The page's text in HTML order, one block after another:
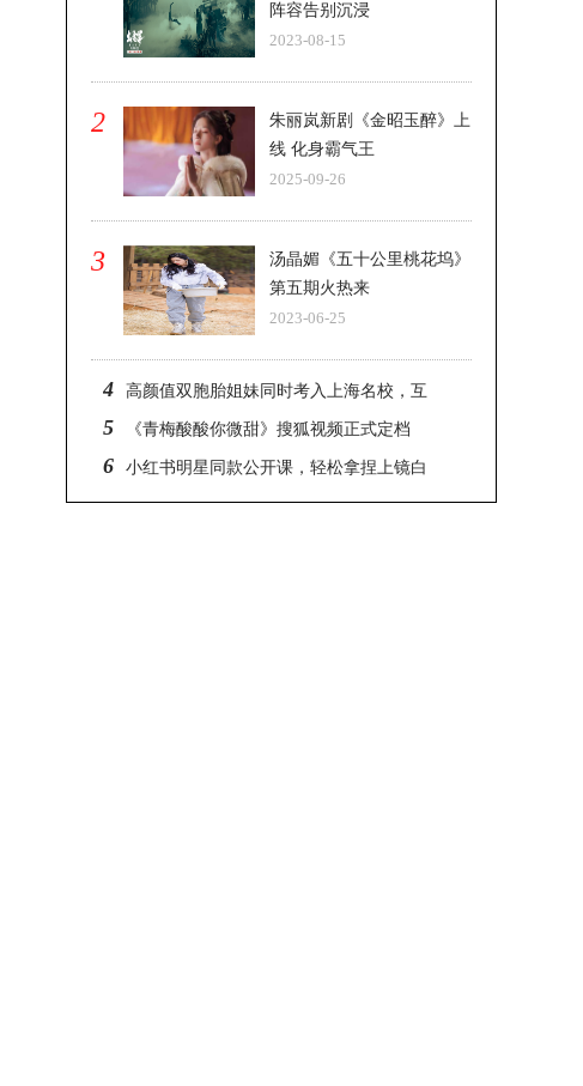
阵容告别沉浸
2023-08-15
2
朱丽岚新剧《金昭玉醉》上
线 化身霸气王
2025-09-26
3
汤晶媚《五十公里桃花坞》
第五期火热来
2023-06-25
4 高颜值双胞胎姐妹同时考入上海名校，互
5 《青梅酸酸你微甜》搜狐视频正式定档
6 小红书明星同款公开课，轻松拿捏上镜白